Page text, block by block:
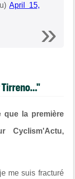
April 15,
que la première
Cyclism'Actu,
me suis fracturé